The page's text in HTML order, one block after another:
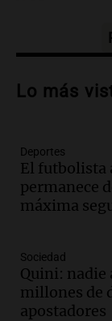
Audio.
recuerdo
Amamos
Audio.
un
Amamos
Lo más
Deportes
El futbolista
permanece
máxima
Sociedad
Quini: nadie
millones de
apostadores